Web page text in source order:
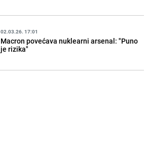
02.03.26. 17:01
Macron povećava nuklearni arsenal: "Puno
je rizika"